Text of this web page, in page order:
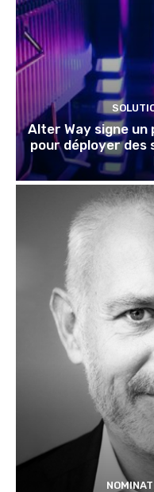
Alter Way signe
pour déployer des